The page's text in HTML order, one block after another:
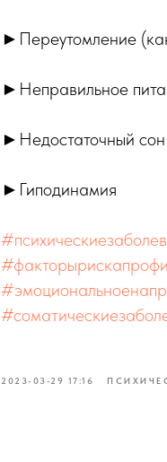
►Переутомление
►Неправильное
►Недостаточный сон
►Гиподинамия
2023-03-29 17:16